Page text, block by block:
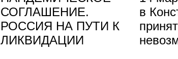
СОГЛАШЕНИЕ.
РОССИЯ НА ПУТИ К
ЛИКВИДАЦИИ
в